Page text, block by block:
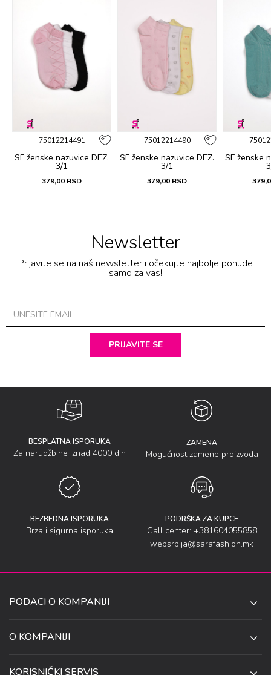
75012214491
SF ženske nazuvice DEZ.
3/1
379,00 RSD
75012214490
SF ženske nazuvice DEZ.
3/1
379,00 RSD
SF ženske
Newsletter
Prijavite se na naš newsletter i očekujte najbolje ponude
samo za vas!
PRIJAVITE SE
BESPLATNA ISPORUKA
Za narudžbine iznad 4000 din
ZAMENA
Mogućnost zamene proizvoda
BEZBEDNA ISPORUKA
Brza i sigurna isporuka
PODRŠKA ZA KUPCE
Call center: +381604055858
websrbija@sarafashion.mk
PODACI O KOMPANIJI
UL. ANETE ANDREJEVIĆ 13
O KOMPANIJI
KORISNIČKI SERVIS